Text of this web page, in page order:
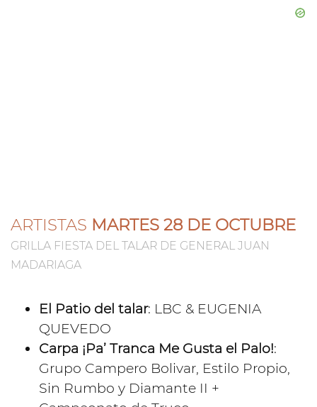
ARTISTAS MARTES 28 DE OCTUBRE
GRILLA FIESTA DEL TALAR DE GENERAL JUAN
MADARIAGA
El Patio del talar: LBC & EUGENIA
QUEVEDO
Carpa ¡Pa’ Tranca Me Gusta el Palo!:
Grupo Campero Bolivar, Estilo Propio,
Sin Rumbo y Diamante II +